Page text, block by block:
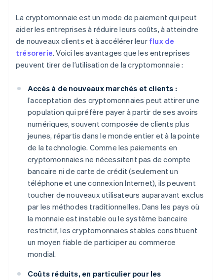
La cryptomonnaie est un mode de paiement qui peut
aider les entreprises à réduire leurs coûts, à atteindre
de nouveaux clients et à accélérer leur flux de
trésorerie. Voici les avantages que les entreprises
peuvent tirer de l’utilisation de la cryptomonnaie :
Accès à de nouveaux marchés et clients :
l’acceptation des cryptomonnaies peut attirer une
population qui préfère payer à partir de ses avoirs
numériques, souvent composée de clients plus
jeunes, répartis dans le monde entier et à la pointe
de la technologie. Comme les paiements en
cryptomonnaies ne nécessitent pas de compte
bancaire ni de carte de crédit (seulement un
téléphone et une connexion Internet), ils peuvent
toucher de nouveaux utilisateurs auparavant exclus
par les méthodes traditionnelles. Dans les pays où
la monnaie est instable ou le système bancaire
restrictif, les cryptomonnaies stables constituent
un moyen fiable de participer au commerce
mondial.
Coûts réduits, en particulier pour les